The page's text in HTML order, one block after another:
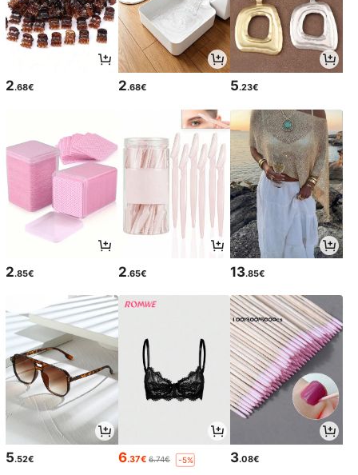
2.68€ 2.68€ 5.23€
2.85€ 2.65€ 13.85€
5.52€ 6.37€ 6.74€ -5% 3.08€